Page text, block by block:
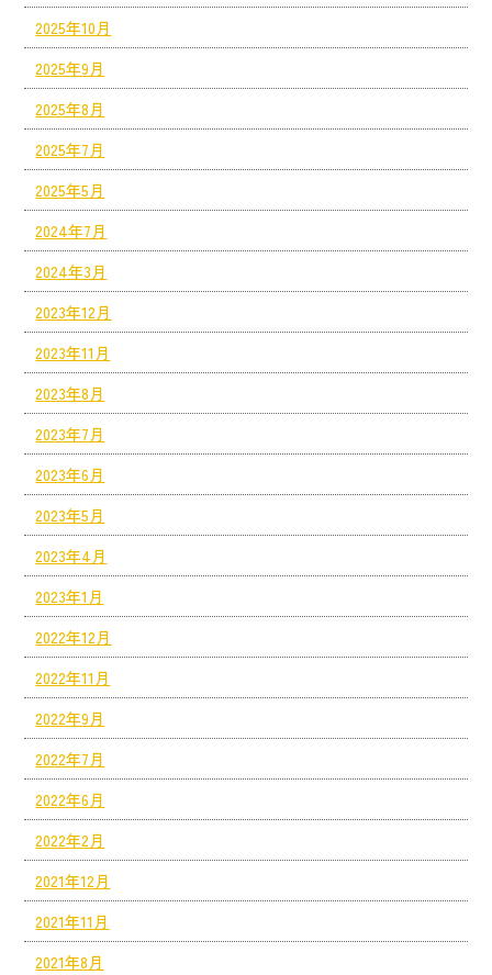
2025年10月
2025年9月
2025年8月
2025年7月
2025年5月
2024年7月
2024年3月
2023年12月
2023年11月
2023年8月
2023年7月
2023年6月
2023年5月
2023年4月
2023年1月
2022年12月
2022年11月
2022年9月
2022年7月
2022年6月
2022年2月
2021年12月
2021年11月
2021年8月